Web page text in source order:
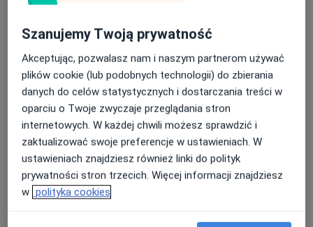
Stomatolog
13 opinii
Adres 1 Adres 2
ul. Józefa Piłsudskiego 129, Ruda Śląska • Mapa
Centrum Medyczne PROFILAKTYKA
Konsultacja stomatologiczna
Szanujemy Twoją prywatność
Akceptując, pozwalasz nam i naszym partnerom używać
plików cookie (lub podobnych technologii) do zbierania
danych do celów statystycznych i dostarczania treści w
oparciu o Twoje zwyczaje przeglądania stron
internetowych. W każdej chwili możesz sprawdzić i
zaktualizować swoje preferencje w ustawieniach. W
ustawieniach znajdziesz również linki do polityk
prywatności stron trzecich. Więcej informacji znajdziesz
w polityka cookies